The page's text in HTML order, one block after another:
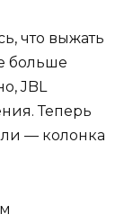
что выжать
больше
JBL
Теперь
— колонка